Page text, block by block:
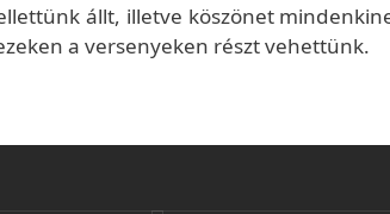
állt, illetve köszönet
a versenyeken részt vehettünk.